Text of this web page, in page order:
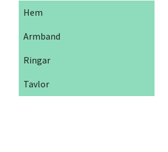
Hem
Armband
Ringar
Tavlor